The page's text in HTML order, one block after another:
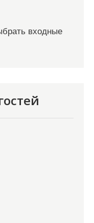
входные